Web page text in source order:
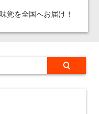
覚を全国へお届け！